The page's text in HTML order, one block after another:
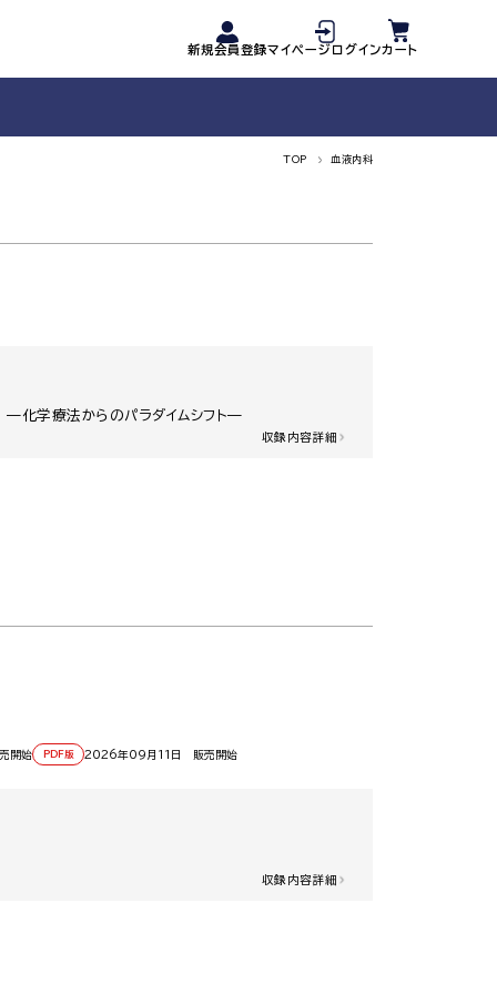
新規会員登録マイページログインカート
TOP 血液内科
化学療法からのパラダイムシフト—
収録内容詳細
開始 PDF版 2026年09月11日 販売開始
収録内容詳細